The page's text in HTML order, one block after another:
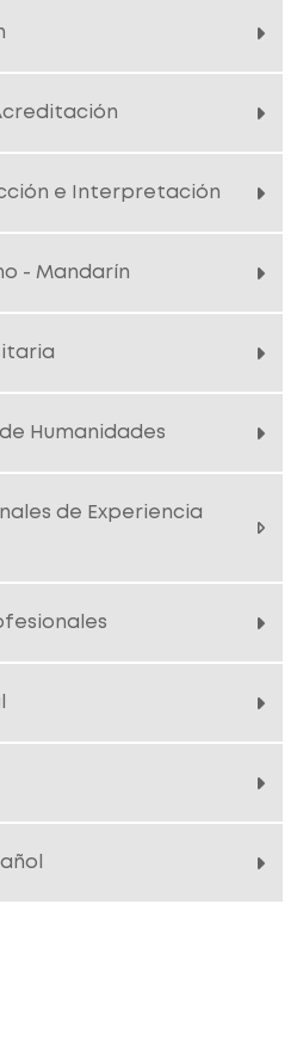
e Interpretación
- Mandarín
Humanidades
de Experiencia